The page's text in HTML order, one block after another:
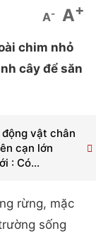
A- A+
chim nhỏ
cây để săn
vật chân
cạn lớn
: Có...
rừng, mặc
sống